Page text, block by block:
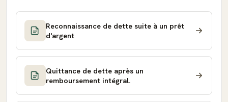
Reconnaissance de dette suite à un prêt
d'argent
Quittance de dette après un
remboursement intégral.